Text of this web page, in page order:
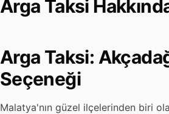
Arga Taksi
Arga Taksi:
Seçeneği
Malatya'nın güzel ilçelerinden biri